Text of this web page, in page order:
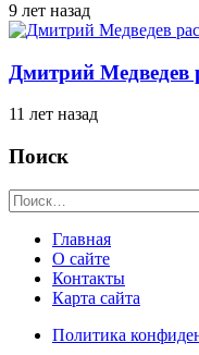
9 лет назад
Дмитрий Медведев
11 лет назад
Поиск
Найти:
Главная
О сайте
Контакты
Карта сайта
Политика